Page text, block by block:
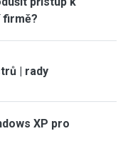
firmě?
| rady
XP pro